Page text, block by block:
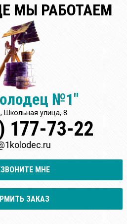
МЫ РАБОТАЕМ
№1"
Школьная улица, 8
177-73-22
МНЕ
ЗАКАЗ